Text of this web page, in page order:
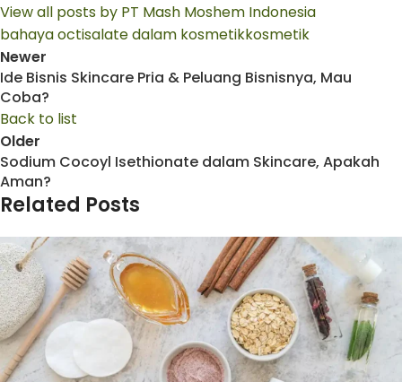
View all posts by PT Mash Moshem Indonesia
bahaya octisalate dalam kosmetikkosmetik
Newer
Ide Bisnis Skincare Pria & Peluang Bisnisnya, Mau
Coba?
Back to list
Older
Sodium Cocoyl Isethionate dalam Skincare, Apakah
Aman?
Related Posts